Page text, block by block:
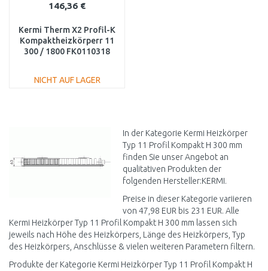
146,36 €
Kermi Therm X2 Profil-K
Kompaktheizkörperr 11
300 / 1800 FK0110318
NICHT AUF LAGER
In der Kategorie Kermi Heizkörper
Typ 11 Profil Kompakt H 300 mm
finden Sie unser Angebot an
qualitativen Produkten der
folgenden Hersteller:KERMI.
Preise in dieser Kategorie variieren
von 47,98 EUR bis 231 EUR. Alle
Kermi Heizkörper Typ 11 Profil Kompakt H 300 mm lassen sich
jeweils nach Höhe des Heizkörpers, Länge des Heizkörpers, Typ
des Heizkörpers, Anschlüsse & vielen weiteren Parametern filtern.
Produkte der Kategorie Kermi Heizkörper Typ 11 Profil Kompakt H